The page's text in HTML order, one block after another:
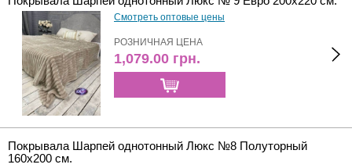
Смотреть оптовые цены
РОЗНИЧНАЯ ЦЕНА
1,079.00 грн.
Покрывала Шарпей однотонный Люкс №8 Полуторный
160х200 см.